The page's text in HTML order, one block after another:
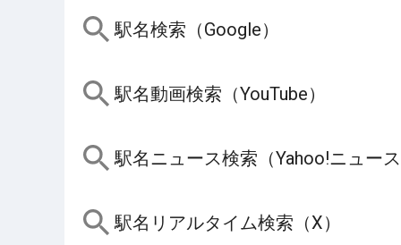
駅名検索（Google）
駅名動画検索（YouTube）
駅名ニュース検索（Yahoo!ニュー
駅名リアルタイム検索（X）